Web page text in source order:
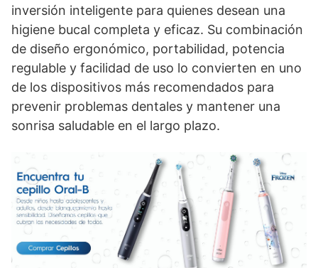
inversión inteligente para quienes desean una
higiene bucal completa y eficaz. Su combinación
de diseño ergonómico, portabilidad, potencia
regulable y facilidad de uso lo convierten en uno
de los dispositivos más recomendados para
prevenir problemas dentales y mantener una
sonrisa saludable en el largo plazo.